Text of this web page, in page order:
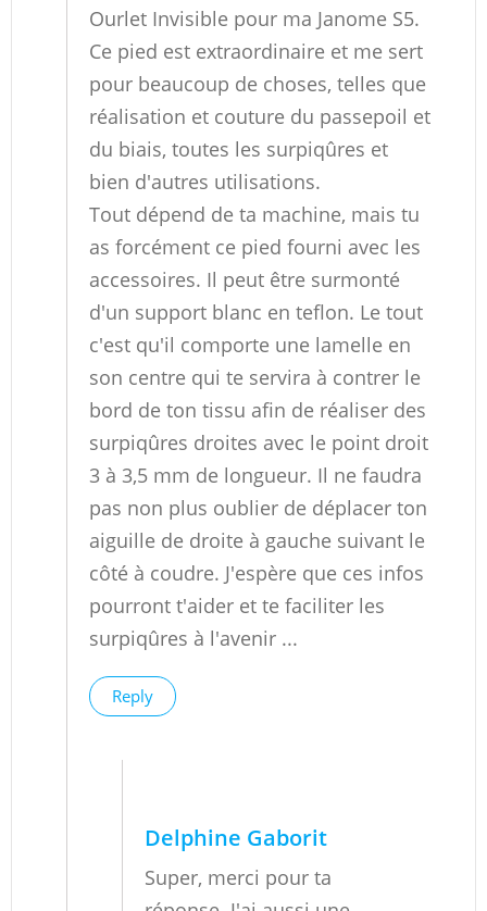
Ourlet Invisible pour ma Janome S5.
Ce pied est extraordinaire et me sert
pour beaucoup de choses, telles que
réalisation et couture du passepoil et
du biais, toutes les surpiqûres et
bien d'autres utilisations.
Tout dépend de ta machine, mais tu
as forcément ce pied fourni avec les
accessoires. Il peut être surmonté
d'un support blanc en teflon. Le tout
c'est qu'il comporte une lamelle en
son centre qui te servira à contrer le
bord de ton tissu afin de réaliser des
surpiqûres droites avec le point droit
3 à 3,5 mm de longueur. Il ne faudra
pas non plus oublier de déplacer ton
aiguille de droite à gauche suivant le
côté à coudre. J'espère que ces infos
pourront t'aider et te faciliter les
surpiqûres à l'avenir ...
Reply
Delphine Gaborit
Super, merci pour ta